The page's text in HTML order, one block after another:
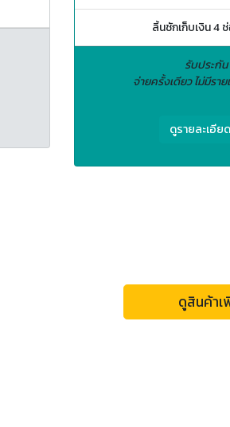
ลิ้นชักเก็บเงิน 4
รับประกัน
จ่ายครั้งเดียว ไม่มีรา
ดูรายละเอีย
ดูสินค้าเ